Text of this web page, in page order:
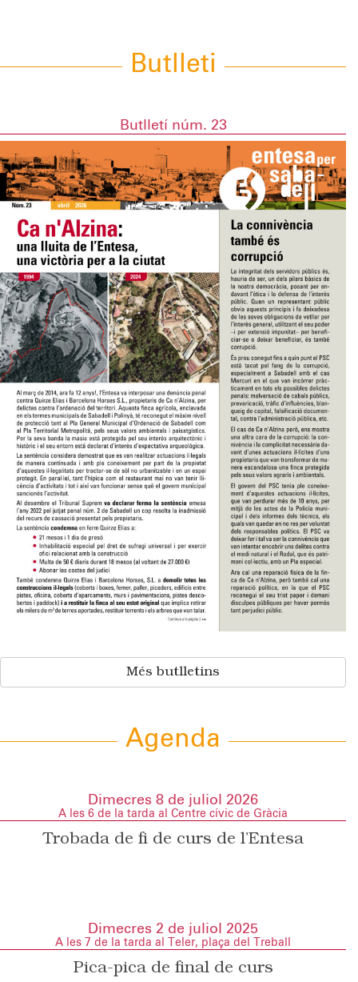
Butlleti
Butlletí núm. 23
Més butlletins
Agenda
Dimecres 8 de juliol 2026
A les 6 de la tarda al Centre cívic de Gràcia
Trobada de fi de curs de l’Entesa
Dimecres 2 de juliol 2025
A les 7 de la tarda al Teler, plaça del Treball
Pica-pica de final de curs